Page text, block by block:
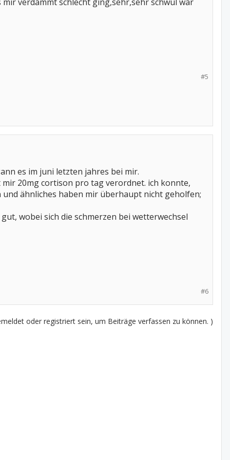
#5
es im juni letzten jahres bei mir.
20mg cortison pro tag verordnet. ich konnte,
ähnliches haben mir überhaupt nicht geholfen;
wobei sich die schmerzen bei wetterwechsel
#6
oder registriert sein, um Beiträge verfassen zu können. )